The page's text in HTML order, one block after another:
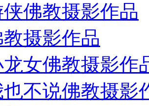
佛教摄影作品
摄影作品
女佛教摄影作
不说佛教摄影